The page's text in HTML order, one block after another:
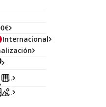
Internacional
...
...